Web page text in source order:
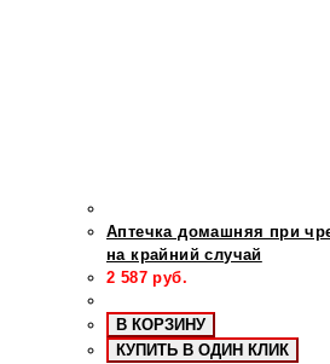
Аптечка домашняя при
на крайний случай
2 587 руб.
В КОРЗИНУ
КУПИТЬ В ОДИН КЛИК